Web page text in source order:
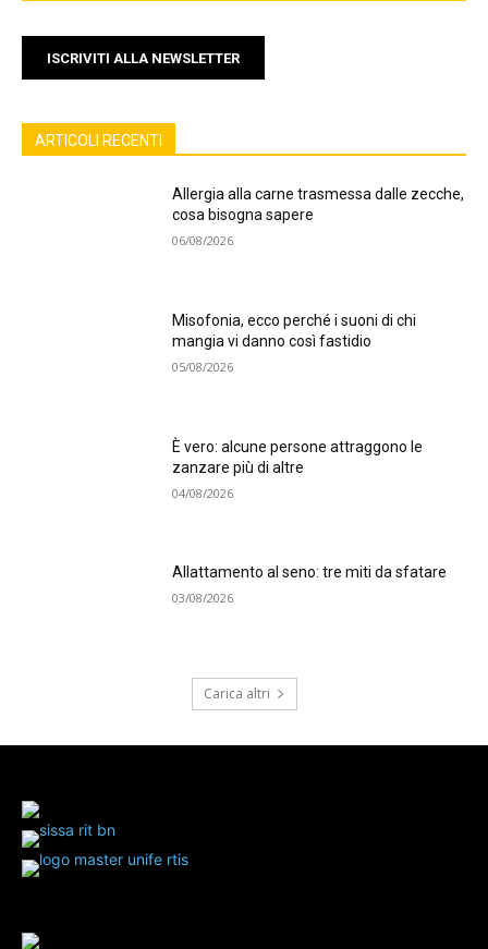
ISCRIVITI ALLA NEWSLETTER
ARTICOLI RECENTI
Allergia alla carne trasmessa dalle zecche,
cosa bisogna sapere
06/08/2026
Misofonia, ecco perché i suoni di chi
mangia vi danno così fastidio
05/08/2026
È vero: alcune persone attraggono le
zanzare più di altre
04/08/2026
Allattamento al seno: tre miti da sfatare
03/08/2026
Carica altri